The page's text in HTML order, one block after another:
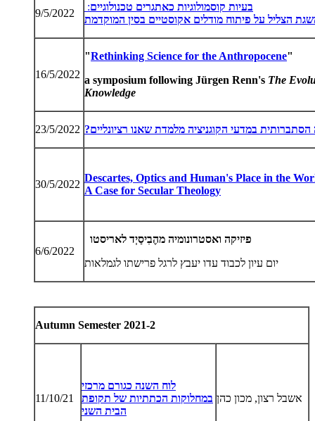
בעיות קוסמולוגיות כאתגרים טכנולוגיים:
הצליל על פיתוח מודלים אקוסטיים בסין המוקדמת
9/5/2022
"Rethinking Science for the Anthropocene"
a symposium following Jürgen Renn's The
Knowledge
16/5/2022
הסתברותית במדעי הקוגניציה מלמדת שאנו רציונליים?
23/5/2022
Descartes, Optics and Human's Place in the
A Case for Secular Theology
30/5/2022
פיזיקה ואסטרונומיה מהֶבִיסַיְד לאריסטו
יום עיון לכבוד עדו יעבץ לרגל פרישתו לגמלאות
6/6/2022
Autumn Semester 2021-2
אשבל רצון, מכון כהן
לוח השנה כגורם מרכזי
במחלוקות הכתתיות של תקופת
הבית השני
11/10/21